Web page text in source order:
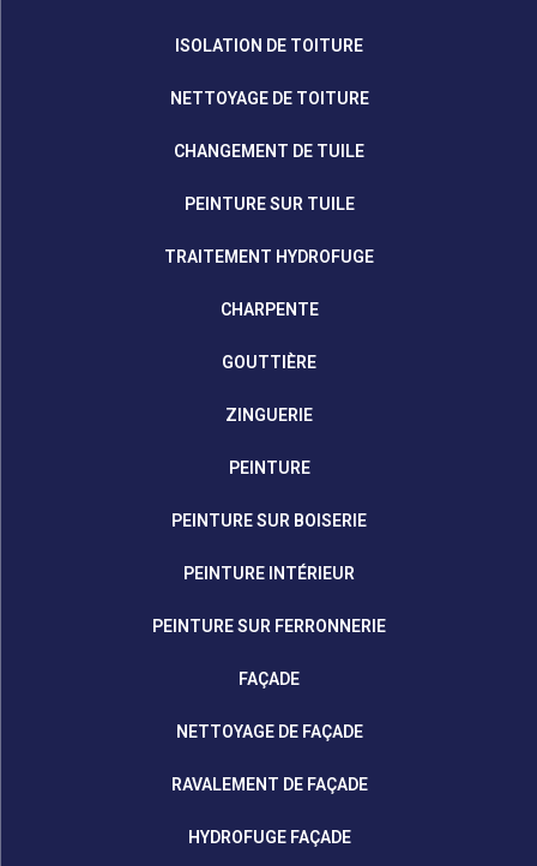
ISOLATION DE TOITURE
NETTOYAGE DE TOITURE
CHANGEMENT DE TUILE
PEINTURE SUR TUILE
TRAITEMENT HYDROFUGE
CHARPENTE
GOUTTIÈRE
ZINGUERIE
PEINTURE
PEINTURE SUR BOISERIE
PEINTURE INTÉRIEUR
PEINTURE SUR FERRONNERIE
FAÇADE
NETTOYAGE DE FAÇADE
RAVALEMENT DE FAÇADE
HYDROFUGE FAÇADE